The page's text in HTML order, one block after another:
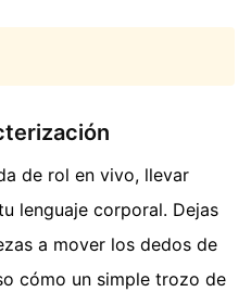
de rol en vivo, llevar
lenguaje corporal. Dejas
a mover los dedos de
cómo un simple trozo de